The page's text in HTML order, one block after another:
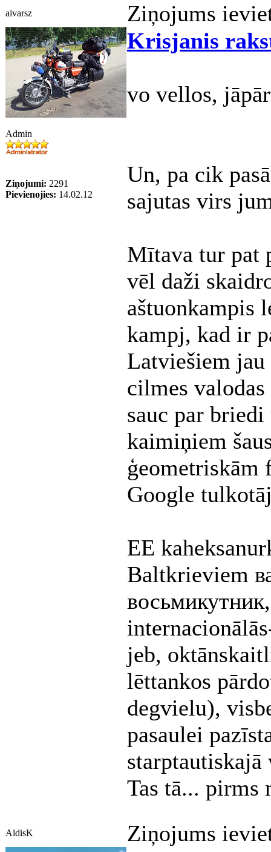
aivarsz Ziņojums
Admin
Ziņojumi: 2291
Pievienojies: 14.02.12
Krisjanis
vo vellos,
Un, pa cik
sajutas virs
Mītava tur pat
vēl daži
aštuonkampis
kampj, kad ir
Latviešiem
cilmes
sauc par
kaimiņiem
ģeometriskām
Google
EE
Baltkrieviem
jeb,
lēttankos
degvielu),
pasaulei
starptautiskajā
Tas tā... pirms
AldisK
Ziņojums